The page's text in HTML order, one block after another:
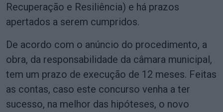
Recuperação e Resiliência) e há prazos
apertados a serem cumpridos.
De acordo com o anúncio do procedimento, a
obra, da responsabilidade da câmara municipal,
tem um prazo de execução de 12 meses. Feitas
as contas, caso este concurso venha a ter
sucesso, na melhor das hipóteses, o novo